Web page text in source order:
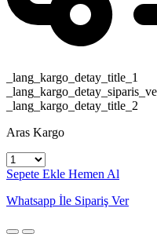
_lang_kargo_detay_title_1
_lang_kargo_detay_title_2
Aras Kargo
Sepete Ekle Hemen Al
Whatsapp İle Sipariş Ver